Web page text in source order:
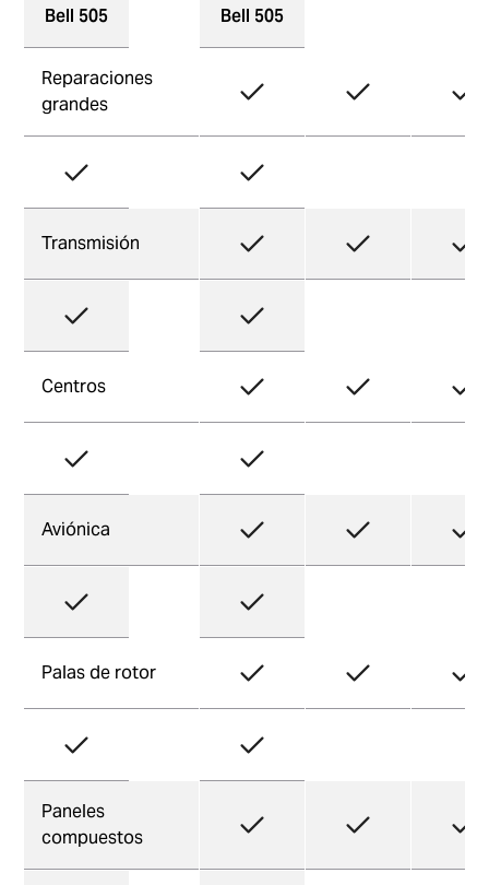
Bell 505 Bell 505
Reparaciones
grandes
Transmisión
Centros
Aviónica
Palas de rotor
Paneles
compuestos